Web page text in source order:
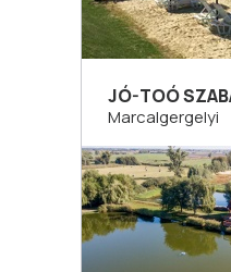
JÓ-TOÓ
Marcalgergelyi